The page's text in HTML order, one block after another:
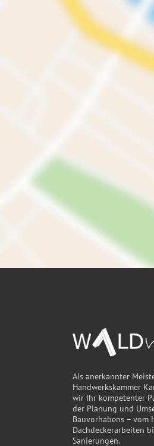
Als anerkannter
Handwerkskammer
wir Ihr kompetenter
der Planung und
Bauvorhabens – vom
Dachdeckerarbeiten
Sanierungen.